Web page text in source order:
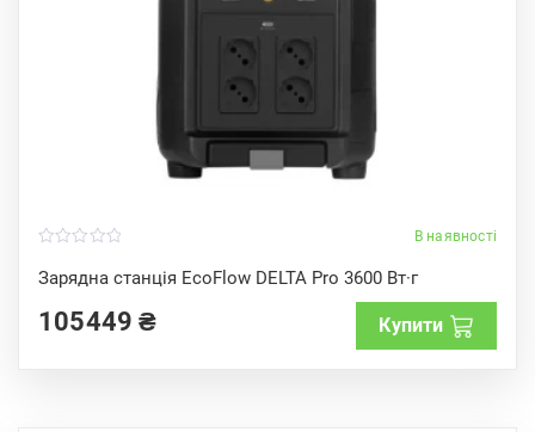
В наявності
Зарядна станція EcoFlow DELTA Pro 3600 Вт·г
o
u
o
105449₴ Купити